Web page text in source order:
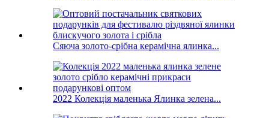
Сяюча золото-срібна керамічна ялинка...
2022 Колекція маленька Ялинка зелена...